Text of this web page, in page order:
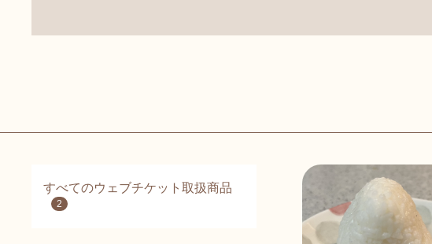
すべてのウェブチケット取扱商品
2